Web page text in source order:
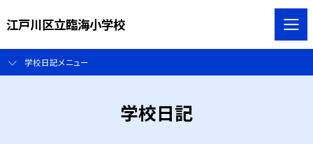
江戸川区立臨海小学校
学校日記メニュー
学校日記